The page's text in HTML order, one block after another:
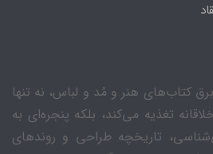
کتاب‌های هنر و مُد و لباس، نه تنها
تغذیه می‌کند، بلکه پنجره‌ای به
تاریخچه طراحی و روندهای